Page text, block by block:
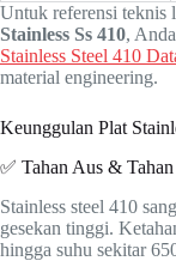
Untuk referensi teknis
Stainless Ss 410,
Stainless Steel 410
material engineering.
Keunggulan Plat
✅ Tahan Aus & Tahan
Stainless steel 410
gesekan tinggi.
hingga suhu sekitar